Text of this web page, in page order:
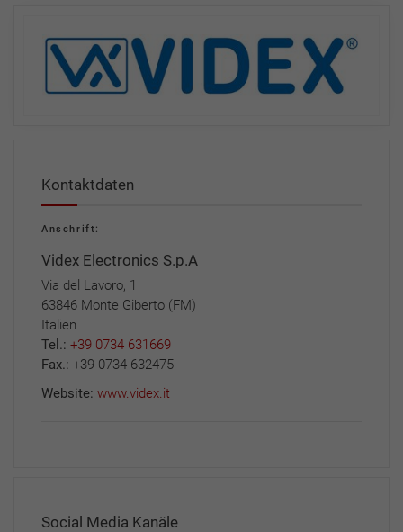
Kontaktdaten
Anschrift:
Videx Electronics S.p.A
Via del Lavoro, 1
63846 Monte Giberto (FM)
Italien
Tel.: +39 0734 631669
Fax.: +39 0734 632475
Website: www.videx.it
Social Media Kanäle